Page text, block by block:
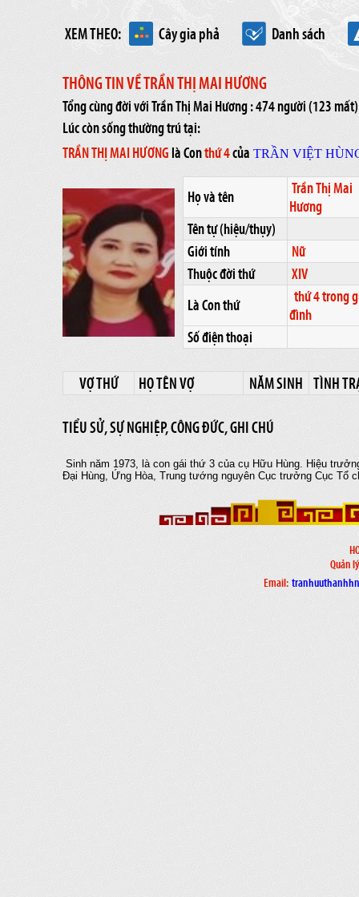
XEM THEO: Cây gia phả Danh sách
THÔNG TIN VỀ TRẦN THỊ MAI HƯƠNG
Tổng cùng đời với Trần Thị Mai Hương : 474 người (123
Lúc còn sống thường trú tại:
TRẦN THỊ MAI HƯƠNG là Conthứ 4của TRẦN VIỆT
Họ và tên
Trần Thị Mai
Hương
Tên tự (hiệu/thụy)
Giới tính
Nữ
Thuộc đời thứ
XIV
Là Con thứ
thứ 4 trong
đình
Số điện thoại
VỢ THỨ HỌ TÊN VỢ NĂM SINH TÌNH
TIỂU SỬ, SỰ NGHIỆP, CÔNG ĐỨC, GHI CHÚ
Sinh năm 1973, là con gái thứ 3 của cụ Hữu Hùng. Hiệu
Đại Hùng, Ứng Hòa, Trung tướng nguyên Cục trưởng Cục Tổ
Quản
Email: